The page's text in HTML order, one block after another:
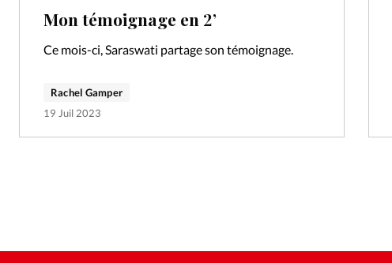
Mon témoignage en 2’
Ce mois-ci, Saraswati partage son témoignage.
Rachel Gamper
19 Juil 2023